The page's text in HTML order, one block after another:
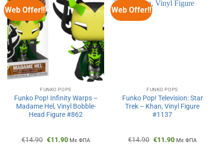
Web Offer!!
FUNKO POPS
Funko Pop! Infinity Warps –
Madame Hel, Vinyl Bobble-
Head Figure #862
€14.90 Original
€11.90ΗΜε ΦΠΑ
Web Offer!!
FUNKO POPS
Funko Pop! Television: Star
Trek – Khan, Vinyl Figure
#1137
€14.90 Original
€11.90ΗΜε ΦΠΑ